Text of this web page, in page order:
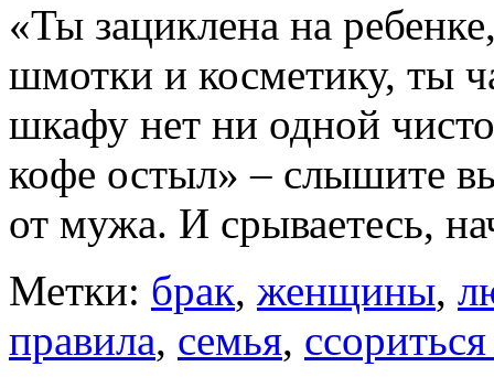
«Ты зациклена на
шмотки и косметику, ты
шкафу нет ни одной
кофе остыл» – слышите
от мужа. И срываетесь,
Метки: брак, женщины,
правила, семья,